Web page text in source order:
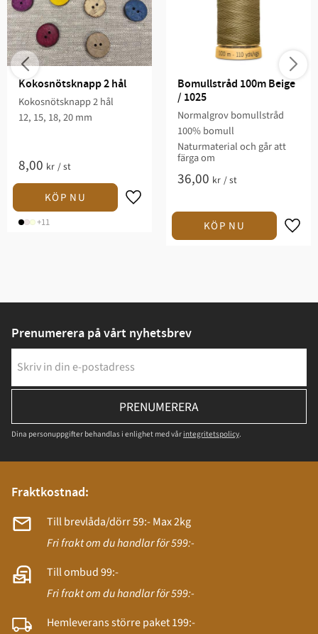
Kokosnötsknapp 2 hål
Kokosnötsknapp 2 hål
12, 15, 18, 20 mm
8,00 kr /st
+11
Bomullstråd 100m Beige
/ 1025
Normalgrov bomullstråd
100% bomull
Naturmaterial och går att
färga om
36,00 kr /st
Prenumerera på vårt nyhetsbrev
PRENUMERERA
Dina personuppgifter behandlas i enlighet med vår integritetspolicy.
Fraktkostnad:
Till brevlåda/dörr 59:- Max 2kg
Fri frakt om du handlar för 599:-
Till ombud 99:-
Fri frakt om du handlar för 599:-
Hemleverans större paket 199:-